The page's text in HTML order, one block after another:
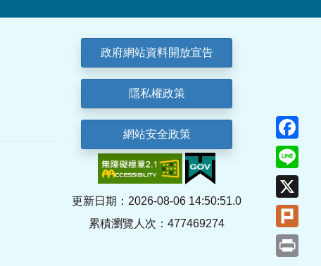
政府網站資料開放宣告
隱私權政策
網站安全政策
更新日期：2026-08-06 14:50:51.0
累積瀏覽人次：477469274